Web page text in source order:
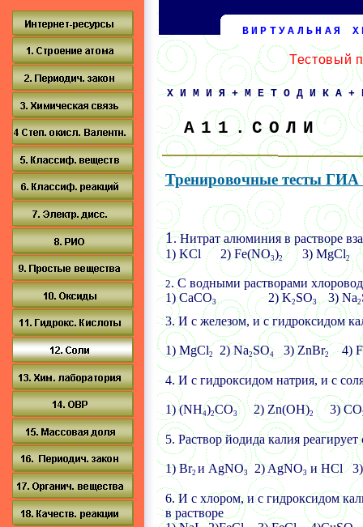
ВИРТУАЛЬНАЯ
Тестовый
А11.СОЛИ
Тренировочные тесты
1. Нитрат алюминия в растворе
1) KCl
2) Fe(NO3)2 3) MgCl2
2. С водными растворами
1) CaCO3 2) K2 SO33) Na2
3.И с железом, и с гидроксидом
1) MgCl2 2) Na2 SO43) ZnBr24)
4. И с гидроксидом натрия, и с
1) (NH4)2CO32) Zn(OH)2 3) CO
5. Раствор йодида калия
1) Br2 иAgNO32) AgNO3 и HCl
6.И с хлором, и с гидроксидом
в растворе